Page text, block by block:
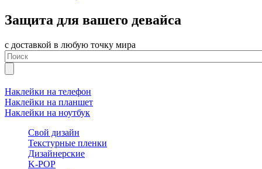
Защита для вашего девайса
с доставкой в любую точку мира
Наклейки на телефон
Наклейки на планшет
Наклейки на ноутбук
Свой дизайн
Текстурные пленки
Дизайнерские
K-POP